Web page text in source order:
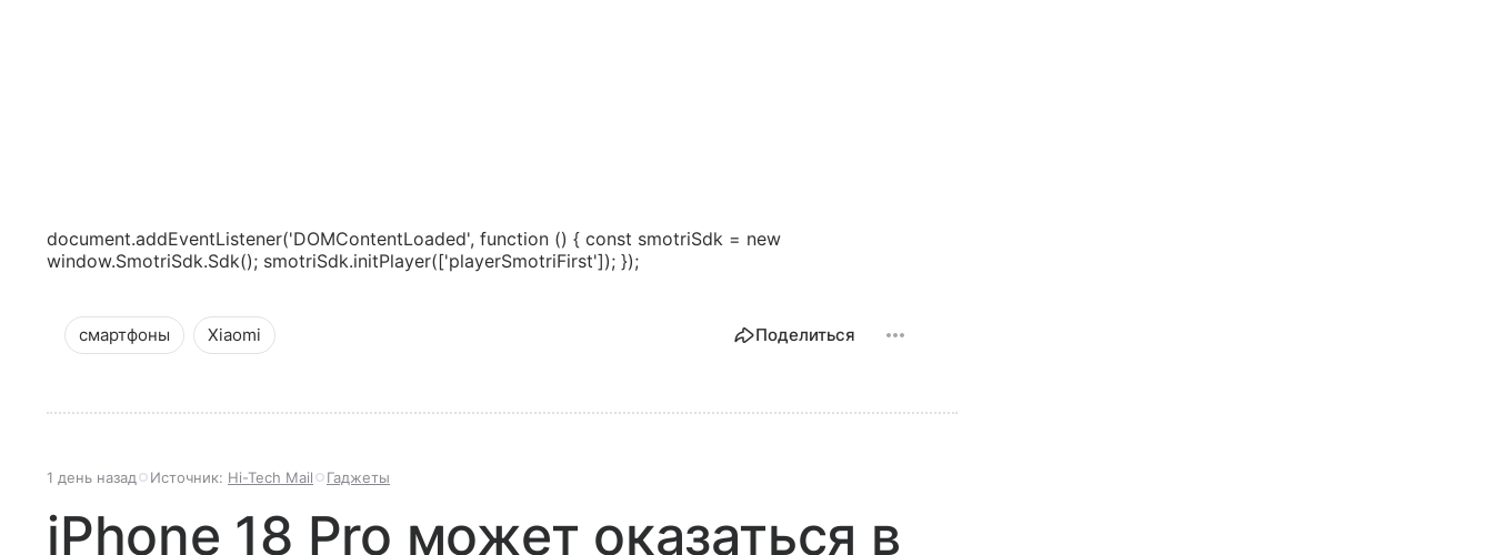
document.addEventListener('DOMContentLoaded', function () { const smotriSdk = new
window.SmotriSdk.Sdk(); smotriSdk.initPlayer(['playerSmotriFirst']); });
смартфоны Xiaomi Поделиться
1 день назад Источник: Hi-Tech Mail Гаджеты
iPhone 18 Pro может оказаться в